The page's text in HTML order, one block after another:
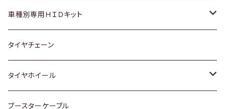
マツダ
三菱
スバル
レクサス
ダイハツ
マツダ
三菱
スバル
日産
いすゞ
ダイハツ
マツダ
スズキ
日産
ダイハツ
スバル
ホンダ
スズキ
日産
ダイハツ
ホンダ
スズキ
日産
ダイハツ
車種別専用ＨＩＤキット
トヨタ
マツダ
タイヤチェーン
タイヤホイール
トヨタ
ブースターケーブル